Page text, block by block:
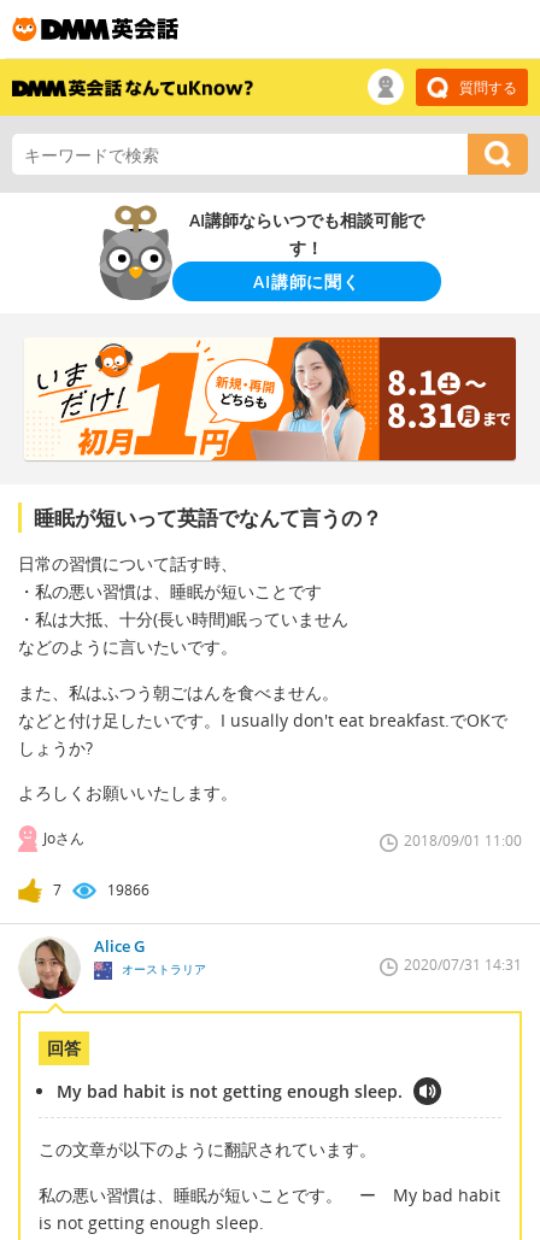
質問する
AI講師ならいつでも相談可能で
す！
AI講師に聞く
睡眠が短いって英語でなんて言うの？
日常の習慣について話す時、
・私の悪い習慣は、睡眠が短いことです
・私は大抵、十分(長い時間)眠っていません
などのように言いたいです。
また、私はふつう朝ごはんを食べません。
などと付け足したいです。I usually don't eat breakfast.でOKで
しょうか?
よろしくお願いいたします。
Joさん 2018/09/01 11:00
7 19866
Alice G
オーストラリア 2020/07/31 14:31
回答
My bad habit is not getting enough sleep.
この文章が以下のように翻訳されています。
私の悪い習慣は、睡眠が短いことです。 ー My bad habit
is not getting enough sleep.